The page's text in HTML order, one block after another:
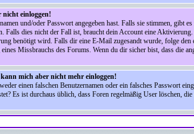
einloggen!
und/oder Passwort angegeben hast. Falls sie stimmen,
Falls dies nicht der Fall ist, braucht dein Account eine
benötigt wird. Falls dir eine E-Mail zugesandt wurde, folge
Missbrauchs des Forums. Wenn du dir sicher bist, dass die
mich aber nicht mehr einloggen!
einen falschen Benutzernamen oder ein falsches Passwort
Es ist durchaus üblich, dass Foren regelmäßig User löschen,